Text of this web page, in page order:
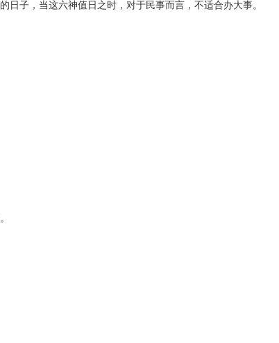
子，当这六神值日之时，对于民事而言，不适合办大事。